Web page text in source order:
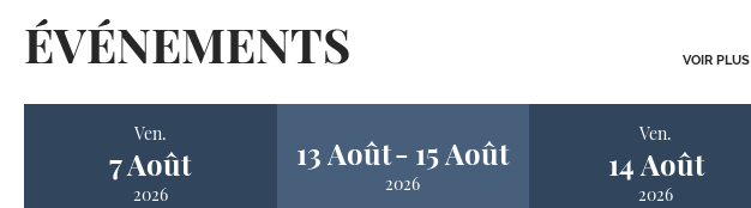
ÉVÉNEMENTS VOIR PLUS
Ven.
7 Août
2026
13 Août 15 Août
2026
Ven.
14 Août
2026